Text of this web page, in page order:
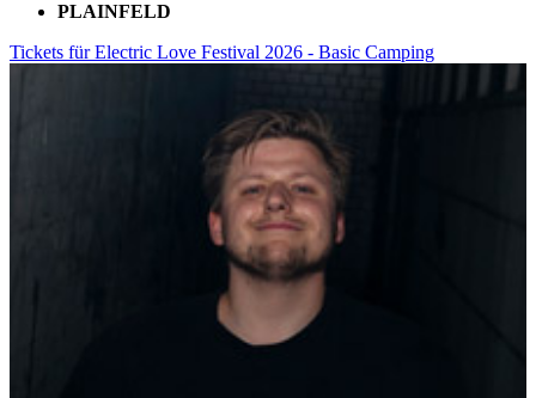
PLAINFELD
Tickets für Electric Love Festival 2026 - Basic Camping